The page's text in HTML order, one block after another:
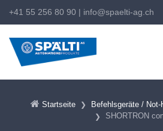
+41 55 256 80 90 | info@spaelti-ag.ch
Startseite Befehlsgeräte / Not-
SHORTRON